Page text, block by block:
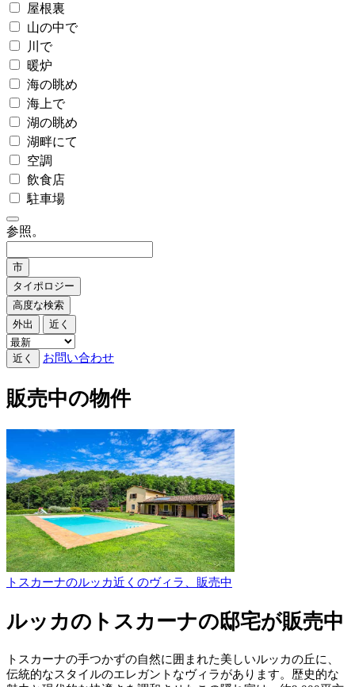
屋根裏
山の中で
川で
暖炉
海の眺め
海上で
湖の眺め
湖畔にて
空調
飲食店
駐車場
参照。
市
タイポロジー
高度な検索
外出
近く
近く お問い合わせ
販売中の物件
トスカーナのルッカ近くのヴィラ、販売中
ルッカのトスカーナの邸宅が販売中
トスカーナの手つかずの自然に囲まれた美しいルッカの丘に、
伝統的なスタイルのエレガントなヴィラがあります。歴史的な